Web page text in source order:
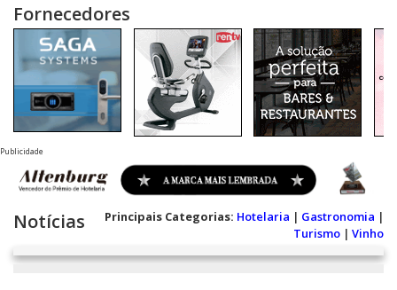
Fornecedores
Publicidade
Notícias Principais Categorias: Hotelaria | Gastronomia |
Turismo | Vinho